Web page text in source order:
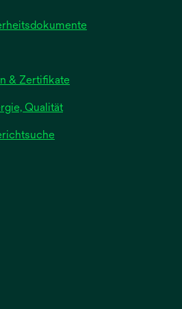
& Zertifikatewird
Qualität
wird